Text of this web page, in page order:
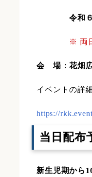
令和６年１
※ 両
会 場：花畑広
イベントの詳
https://
当日配布
新生児期から